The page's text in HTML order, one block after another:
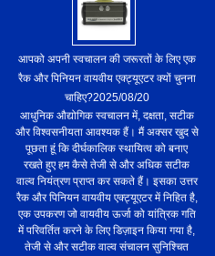
आपको अपनी स्वचालन की जरूरतों के लिए एक
रैक और पिनियन वायवीय एक्ट्यूएटर क्यों चुनना
चाहिए?2025/08/20
आधुनिक औद्योगिक स्वचालन में, दक्षता, सटीक
और विश्वसनीयता आवश्यक हैं। मैं अक्सर खुद से
पूछता हूं कि दीर्घकालिक स्थायित्व को बनाए
रखते हुए हम कैसे तेजी से और अधिक सटीक
वाल्व नियंत्रण प्राप्त कर सकते हैं। इसका उत्तर
रैक और पिनियन वायवीय एक्ट्यूएटर में निहित है,
एक उपकरण जो वायवीय ऊर्जा को यांत्रिक गति
में परिवर्तित करने के लिए डिज़ाइन किया गया है,
तेजी से और सटीक वाल्व संचालन सुनिश्चित